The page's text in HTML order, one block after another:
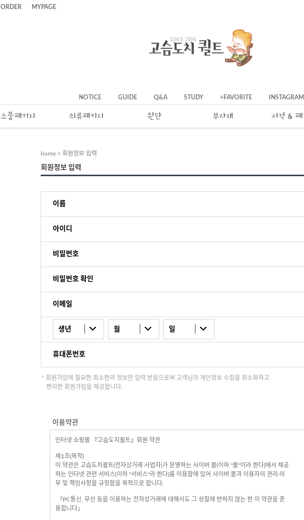
ORDER MYPAGE
NOTICE GUIDE Q&A STUDY +FAVORITE INSTAGRAM
소품패키지 의류패키지 원단 부자재 서적 &
home > 회원정보 입력
회원정보 입력
이름
아이디
비밀번호
비밀번호 확인
이메일
생년 월 일
휴대폰번호
* 회원가입에 필요한 최소한의 정보만 입력 받음으로써 고객님의 개인정보 수집을 최소화하고
편리한 회원가입을 제공합니다.
이용약관